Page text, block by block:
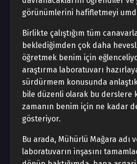
görünümlerini hafifletmeyi
Birlikte çalıştığım tüm
beklediğimden çok daha
öğretmek benim için
araştırma laboratuvarı
sürdürmem konusunda
bile düzenli olarak bu derslere
zamanın benim için ne kadar
gösteriyor.
Bu arada, Mühürlü Mağara adı
laboratuvarın inşasını